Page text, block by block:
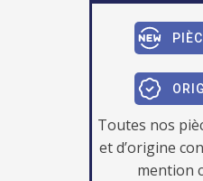
Toutes nos
et d’origine
mention